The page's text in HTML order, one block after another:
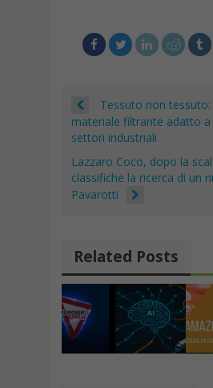
k
Tessuto non tessuto:
materiale filtrante adatto a
settori industriali
Lazzaro Coco, dopo la
classifiche la ricerca di un
Pavarotti
Related Posts